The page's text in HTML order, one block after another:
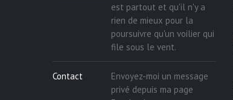
est partout et qu'il n'y a
rien de mieux pour la
poursuivre qu'un voilier qui
file sous le vent.
Contact
Envoyez-moi un message
privé depuis ma page